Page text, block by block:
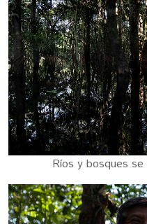
Ríos y bosques